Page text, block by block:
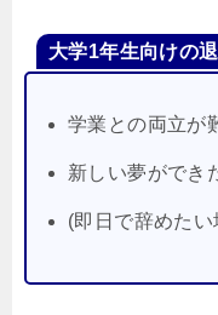
大学1年生向けの
学業との両立が
新しい夢ができ
(即日で辞めた